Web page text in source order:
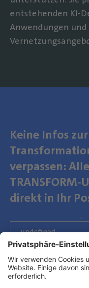
entstehenden KI-
Anwendungen und
Keine Infos
verpassen: Alle
TRANSFORM-
direkt in Ihr